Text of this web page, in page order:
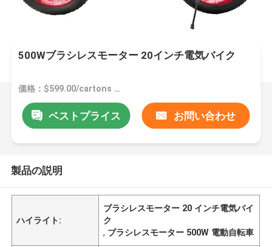
500Wブラシレスモーター 20インチ電気バイク
価格：$599.00/cartons 1-99 cartons
ベストプライス お問い合わせ
製品の説明
ハイライト:
ブラシレスモーター 20 インチ電気バイ
ク
, ブラシレスモーター 500W 電動自転車